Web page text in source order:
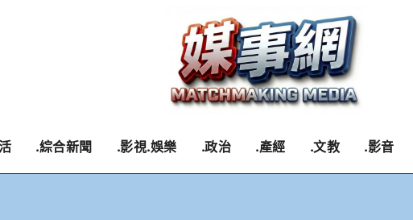
.綜合新聞 .影視.娛樂 .政治 .產經 .文教 .影音